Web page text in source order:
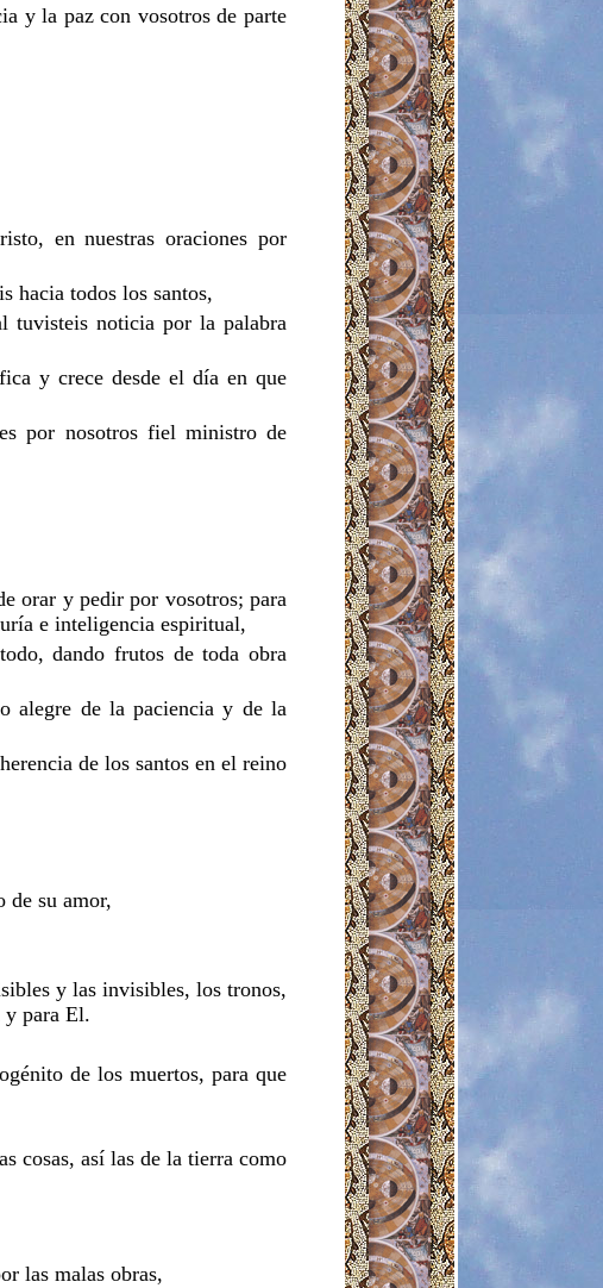
y la paz con vosotros de parte
en nuestras oraciones por
hacia todos los santos,
tuvisteis noticia por la palabra
y crece desde el día en que
por nosotros fiel ministro de
orar y pedir por vosotros; para
e inteligencia espiritual,
dando frutos de toda obra
alegre de la paciencia y de la
de los santos en el reino
de su amor,
y las invisibles, los tronos,
y para El.
de los muertos, para que
cosas, así las de la tierra como
las malas obras,